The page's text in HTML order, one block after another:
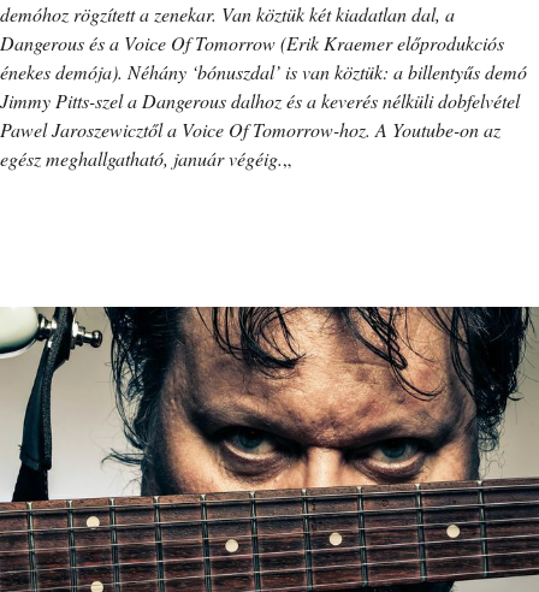
demóhoz rögzített a zenekar. Van köztük két kiadatlan dal, a
Dangerous és a Voice Of Tomorrow (Erik Kraemer előprodukciós
énekes demója). Néhány ‘bónuszdal’ is van köztük: a billentyűs demó
Jimmy Pitts-szel a Dangerous dalhoz és a keverés nélküli dobfelvétel
Pawel Jaroszewicztől a Voice Of Tomorrow-hoz. A Youtube-on az
egész meghallgatható, január végéig.„